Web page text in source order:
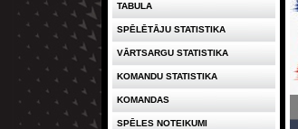
TABULA
SPĒLĒTĀJU STATISTIKA
VĀRTSARGU STATISTIKA
KOMANDU STATISTIKA
KOMANDAS
SPĒLES NOTEIKUMI